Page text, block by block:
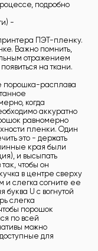
подробно
-
ПЭТ-пленку.
Важно помнить,
отражением
на ткани.
порошка-расплава
когда
аккуратно
равномерно
пленки. Один
это - держать
края были
и высыпать
чтобы он
в центре сверху
и слегка согните ее
буква U с вогнутой
слегка
порошок
по всей
можно
для